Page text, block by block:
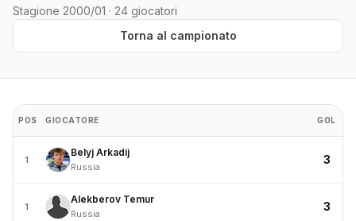
Stagione 2000/01 · 24 giocatori
Torna al campionato
POS GIOCATORE GOL
1
Belyj Arkadij
Russia
3
1
Alekberov Temur
Russia
3